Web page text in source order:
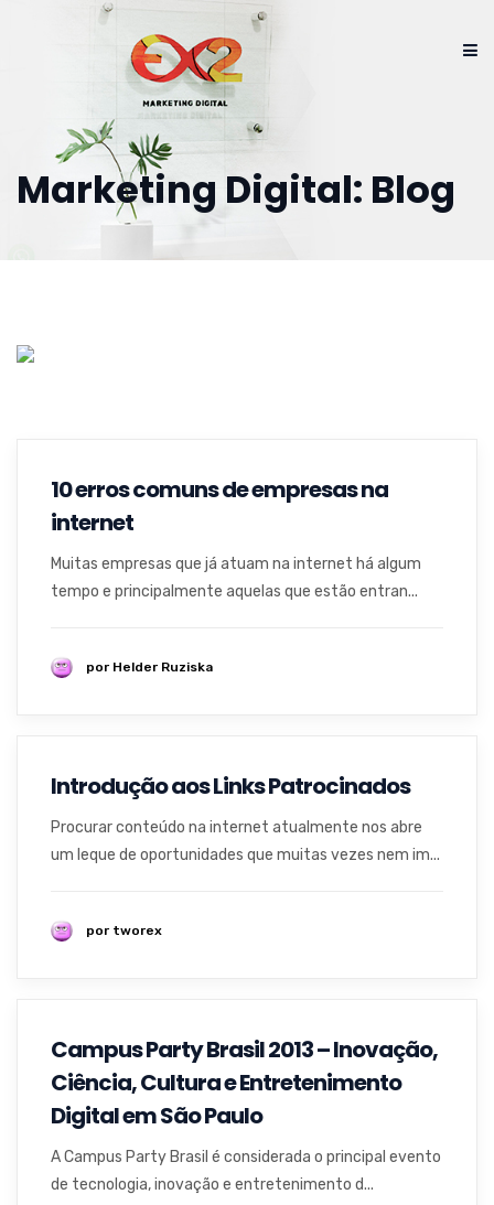
Marketing Digital: Blog
10 erros comuns de empresas na
internet
Muitas empresas que já atuam na internet há algum
tempo e principalmente aquelas que estão entran...
por Helder Ruziska
Introdução aos Links Patrocinados
Procurar conteúdo na internet atualmente nos abre
um leque de oportunidades que muitas vezes nem im...
por tworex
Campus Party Brasil 2013 – Inovação,
Ciência, Cultura e Entretenimento
Digital em São Paulo
A Campus Party Brasil é considerada o principal evento
de tecnologia, inovação e entretenimento d...